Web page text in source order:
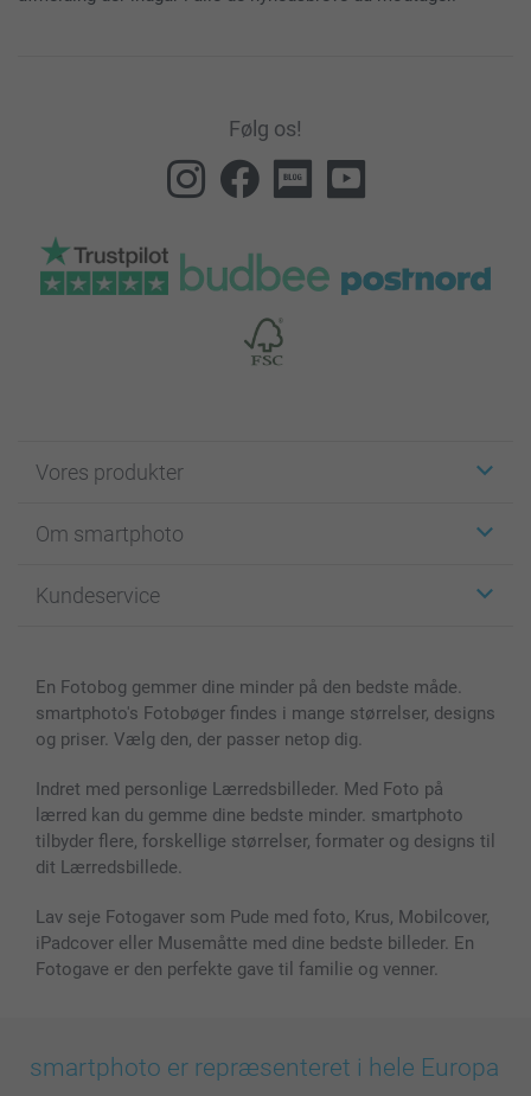
Følg os!
Vores produkter
Fotokort
Fotobøger
Cover til mobil & tablet
MyNameBook
Fotorammer & Tilbehør
Alle fotoprodukter
Om smartphoto
For affiliate
Sitemap
Betingelser og garantier
Kundeservice
smartbonus
Priser & betaling
En Fotobog gemmer dine minder på den bedste måde.
smartphoto's Fotobøger findes i mange størrelser, designs
og priser. Vælg den, der passer netop dig.
Indret med personlige Lærredsbilleder. Med Foto på
lærred kan du gemme dine bedste minder. smartphoto
tilbyder flere, forskellige størrelser, formater og designs til
dit Lærredsbillede.
Lav seje Fotogaver som Pude med foto, Krus, Mobilcover,
iPadcover eller Musemåtte med dine bedste billeder. En
Fotogave er den perfekte gave til familie og venner.
smartphoto er repræsenteret i hele Europa